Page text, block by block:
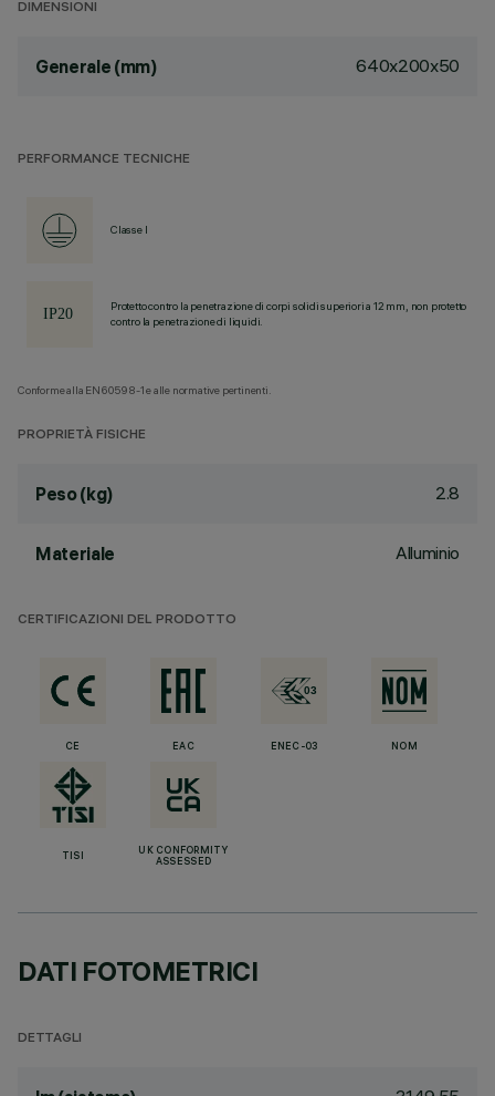
DIMENSIONI
Generale (mm) 640x200x50
PERFORMANCE TECNICHE
Classe I
Protetto contro la penetrazione di corpi solidi superiori a 12 mm, non protetto
contro la penetrazione di liquidi.
Conforme alla EN60598-1 e alle normative pertinenti.
PROPRIETÀ FISICHE
Peso (kg) 2.8
Materiale Alluminio
CERTIFICAZIONI DEL PRODOTTO
CE EAC ENEC-03 NOM
TISI
UK CONFORMITY
ASSESSED
DATI FOTOMETRICI
DETTAGLI